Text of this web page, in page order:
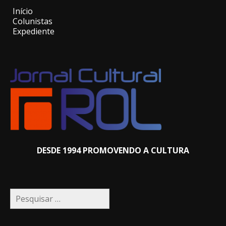
Início
Colunistas
Expediente
DESDE 1994 PROMOVENDO A CULTURA
Pesquisar
por: